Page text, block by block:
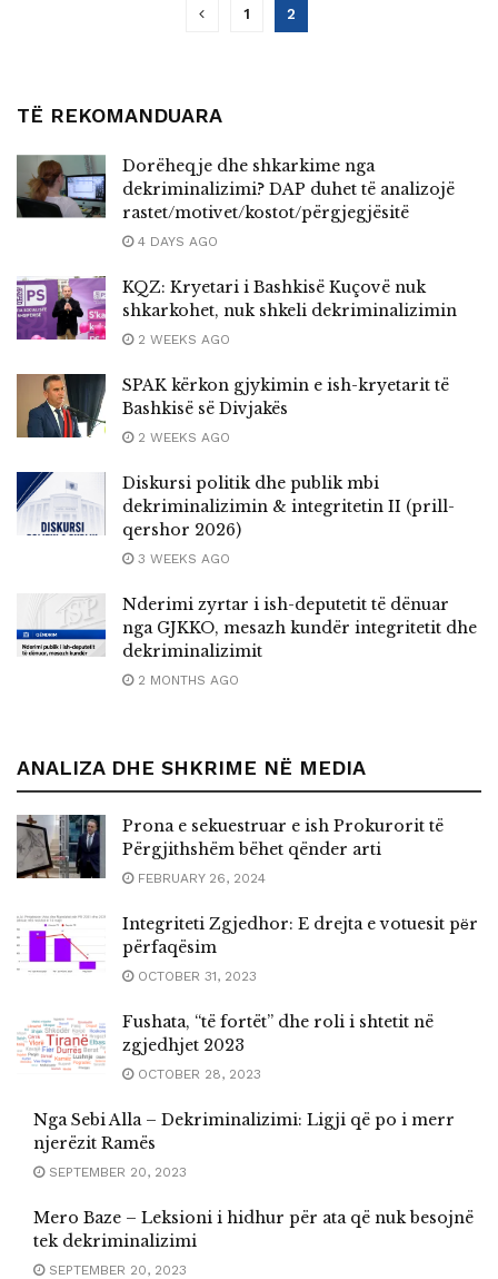
1 2
TË REKOMANDUARA
Dorëheqje dhe shkarkime nga
dekriminalizimi? DAP duhet të analizojë
rastet/motivet/kostot/përgjegjësitë
4 DAYS AGO
KQZ: Kryetari i Bashkisë Kuçovë nuk
shkarkohet, nuk shkeli dekriminalizimin
2 WEEKS AGO
SPAK kërkon gjykimin e ish-kryetarit të
Bashkisë së Divjakës
2 WEEKS AGO
Diskursi politik dhe publik mbi
dekriminalizimin & integritetin II (prill-
qershor 2026)
3 WEEKS AGO
Nderimi zyrtar i ish-deputetit të dënuar
nga GJKKO, mesazh kundër integritetit dhe
dekriminalizimit
2 MONTHS AGO
ANALIZA DHE SHKRIME NË MEDIA
Prona e sekuestruar e ish Prokurorit të
Përgjithshëm bëhet qënder arti
FEBRUARY 26, 2024
Integriteti Zgjedhor: E drejta e votuesit pёr
përfaqësim
OCTOBER 31, 2023
Fushata, “të fortët” dhe roli i shtetit në
zgjedhjet 2023
OCTOBER 28, 2023
Nga Sebi Alla – Dekriminalizimi: Ligji që po i merr
njerëzit Ramës
SEPTEMBER 20, 2023
Mero Baze – Leksioni i hidhur për ata që nuk besojnë
tek dekriminalizimi
SEPTEMBER 20, 2023